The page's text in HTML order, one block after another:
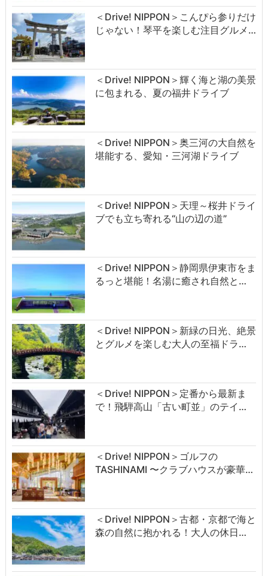
＜Drive! NIPPON＞こんぴら参りだけ
じゃない！琴平を楽しむ注目グルメ…
＜Drive! NIPPON＞輝く海と湖の美景
に包まれる、夏の福井ドライブ
＜Drive! NIPPON＞奥三河の大自然を
堪能する、愛知・三河湖ドライブ
＜Drive! NIPPON＞天理～桜井ドライ
ブでも立ち寄れる“山の辺の道”
＜Drive! NIPPON＞静岡県伊東市をま
るっと堪能！名湯に癒され自然と…
＜Drive! NIPPON＞新緑の日光、絶景
とグルメを楽しむ大人の至福ドラ…
＜Drive! NIPPON＞定番から最新ま
で！飛騨高山「古い町並」のテイ…
＜Drive! NIPPON＞ゴルフの
TASHINAMI 〜クラブハウスが豪華…
＜Drive! NIPPON＞古都・京都で海と
森の自然に抱かれる！大人の休日…